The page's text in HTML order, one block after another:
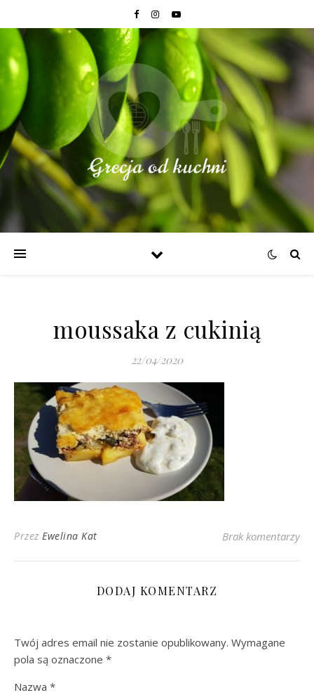
moussaka z cukinią
22/04/2020
Przez Ewelina Kat Brak komentarzy
DODAJ KOMENTARZ
Twój adres email nie zostanie opublikowany. Wymagane
pola są oznaczone *
Nazwa *